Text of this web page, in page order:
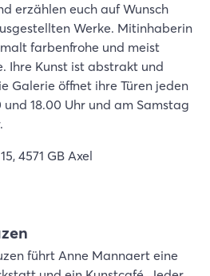
erzählen euch auf Wunsch
Werke. Mitinhaberin
farbenfrohe und meist
Ihre Kunst ist abstrakt und
Galerie öffnet ihre Türen jeden
18.00 Uhr und am Samstag
4571 GB Axel
führt Anne Mannaert eine